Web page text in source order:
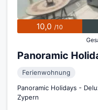
10,0 /10
Panoramic
Ferienwohnung
Panoramic Holidays -
Zypern